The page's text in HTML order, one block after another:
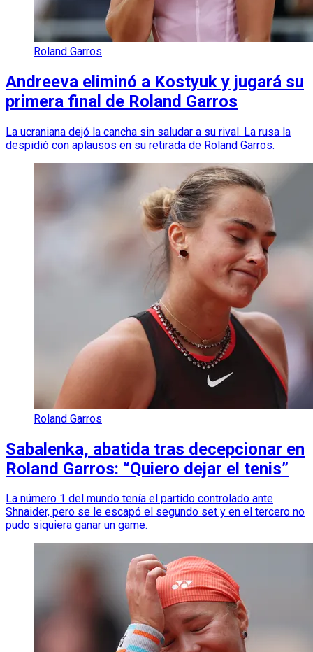
Roland Garros
Andreeva eliminó a Kostyuk y jugará su
primera final de Roland Garros
La ucraniana dejó la cancha sin saludar a su rival. La rusa la
despidió con aplausos en su retirada de Roland Garros.
Roland Garros
Sabalenka, abatida tras decepcionar en
Roland Garros: “Quiero dejar el tenis”
La número 1 del mundo tenía el partido controlado ante
Shnaider, pero se le escapó el segundo set y en el tercero no
pudo siquiera ganar un game.